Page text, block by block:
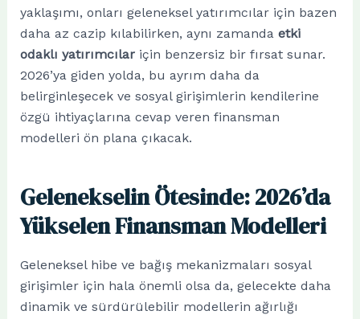
yaklaşımı, onları geleneksel yatırımcılar için bazen
daha az cazip kılabilirken, aynı zamanda etki
odaklı yatırımcılariçin benzersiz bir fırsat sunar.
2026’ya giden yolda, bu ayrım daha da
belirginleşecek ve sosyal girişimlerin kendilerine
özgü ihtiyaçlarına cevap veren finansman
modelleri ön plana çıkacak.
Gelenekselin Ötesinde: 2026’da
Yükselen Finansman Modelleri
Geleneksel hibe ve bağış mekanizmaları sosyal
girişimler için hala önemli olsa da, gelecekte daha
dinamik ve sürdürülebilir modellerin ağırlığı